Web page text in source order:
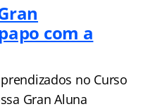
com a
no Curso
Gran Aluna